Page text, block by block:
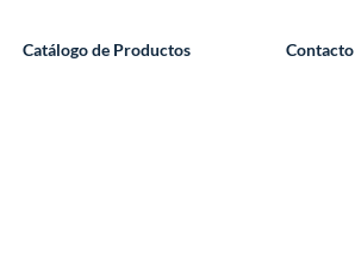
Catálogo de Productos Contacto